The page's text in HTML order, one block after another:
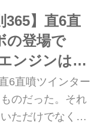
下の試乗記は、
年10月号より）
365】直6直
の登場で
ンジンは新
た
6直噴ツインター
のだった。それ
ただけでなく、